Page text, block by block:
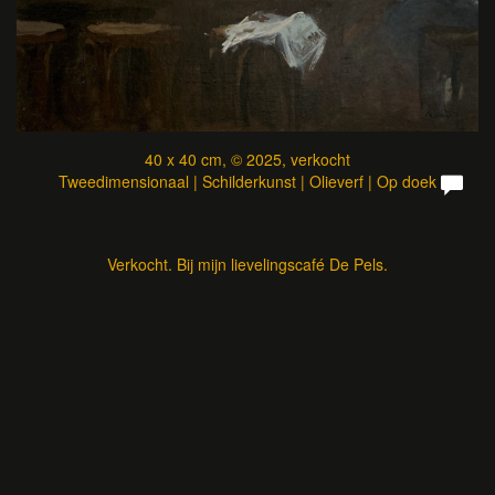
40 x 40 cm, © 2025, verkocht
Tweedimensionaal | Schilderkunst | Olieverf | Op doek
Verkocht. Bij mijn lievelingscafé De Pels.